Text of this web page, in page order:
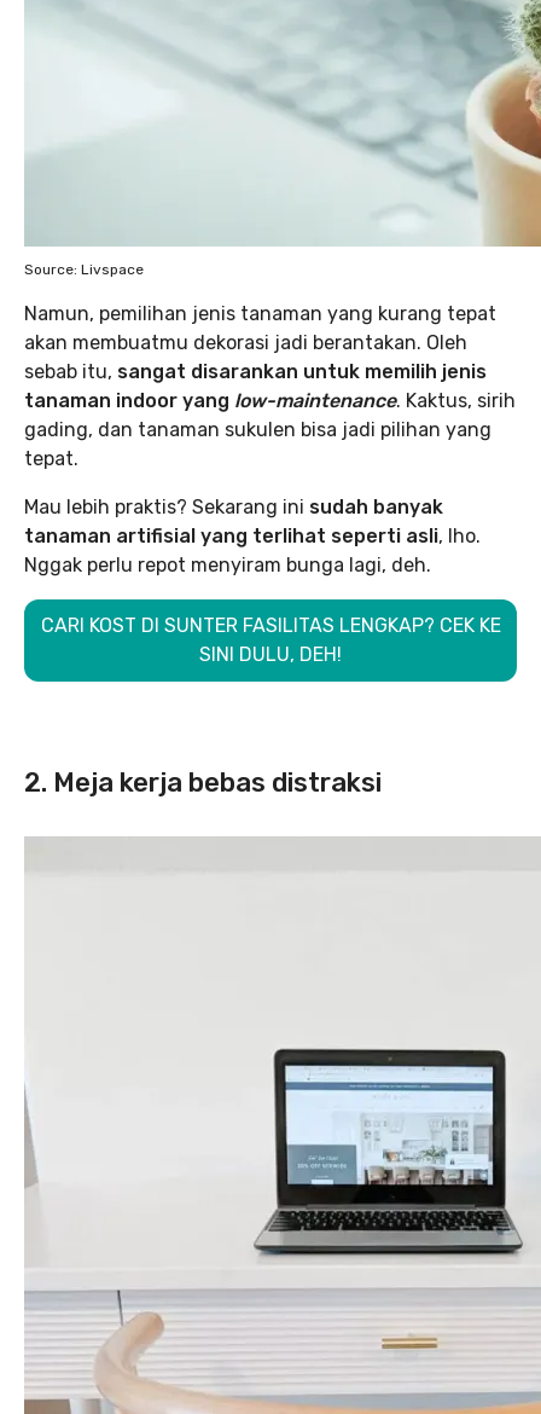
Source: Livspace
Namun, pemilihan jenis tanaman yang kurang tepat
akan membuatmu dekorasi jadi berantakan. Oleh
sebab itu, sangat disarankan untuk memilih jenis
tanaman indoor yang low-maintenance. Kaktus, sirih
gading, dan tanaman sukulen bisa jadi pilihan yang
tepat.
Mau lebih praktis? Sekarang ini sudah banyak
tanaman artifisial yang terlihat seperti asli, lho.
Nggak perlu repot menyiram bunga lagi, deh.
CARI KOST DI SUNTER FASILITAS LENGKAP? CEK KE
SINI DULU, DEH!
2. Meja kerja bebas distraksi